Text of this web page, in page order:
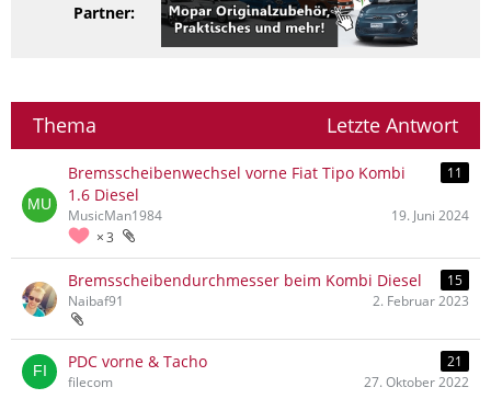
Partner:
Thema Letzte Antwort
Bremsscheibenwechsel vorne Fiat Tipo Kombi
1.6 Diesel
11
3
MusicMan1984 19. Juni 2024
Bremsscheibendurchmesser beim Kombi Diesel
15
Naibaf91
2. Februar 2023
PDC vorne & Tacho
21
filecom
27. Oktober 2022